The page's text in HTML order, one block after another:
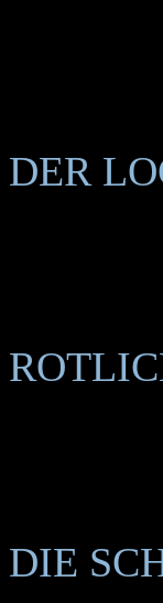
DER
DIE